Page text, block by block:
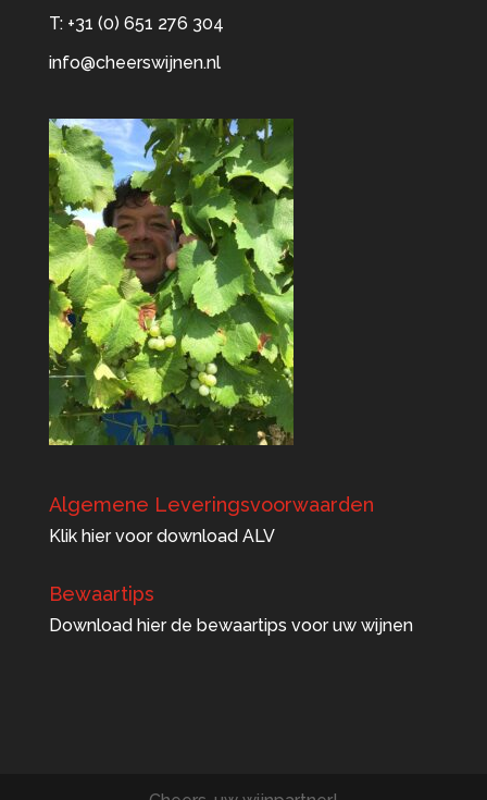
T: +31 (0) 651 276 304
info@cheerswijnen.nl
Algemene Leveringsvoorwaarden
Klik hier voor download ALV
Bewaartips
Download hier de bewaartips voor uw wijnen